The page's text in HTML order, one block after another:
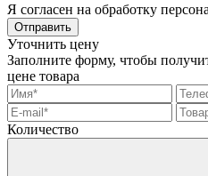
Я согласен на обработку
Отправить
Уточнить цену
Заполните форму, чтобы
цене товара
Количество